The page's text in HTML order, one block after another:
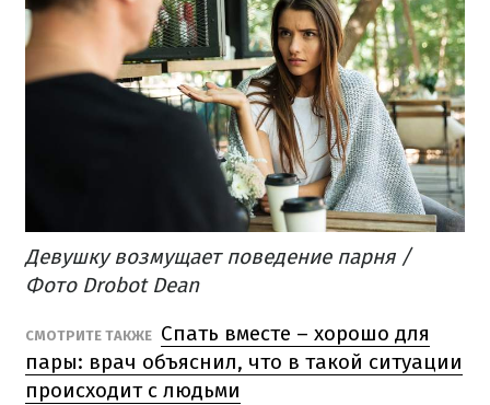
Девушку возмущает поведение парня /
Фото Drobot Dean
СМОТРИТЕ ТАКЖЕ Спать вместе – хорошо для
пары: врач объяснил, что в такой ситуации
происходит с людьми